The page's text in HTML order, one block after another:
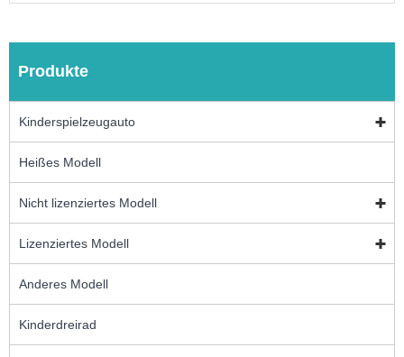
Produkte
Kinderspielzeugauto
Heißes Modell
Nicht lizenziertes Modell
Lizenziertes Modell
Anderes Modell
Kinderdreirad